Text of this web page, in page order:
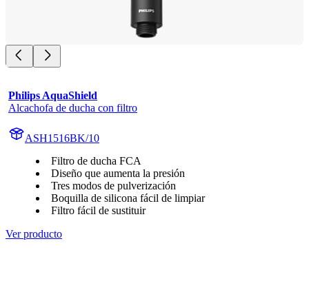
Philips AquaShield
Alcachofa de ducha con filtro
ASH1516BK/10
Filtro de ducha FCA
Diseño que aumenta la presión
Tres modos de pulverización
Boquilla de silicona fácil de limpiar
Filtro fácil de sustituir
Ver producto